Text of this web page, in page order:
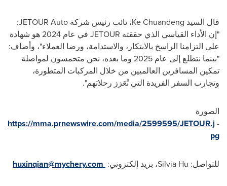
قال السيد Ke Chuandeng، نائب رئيس شركة JETOUR Auto
:
"إن الأداء القياسي الذي حققته JETOUR
في عام 2024 هو شهادة
على التزامنا الراسخ بالابتكار، والاستدامة، ورضا العملاء"، وأضاف:
"بينما نتطلع إلى عام 2025 وما بعده، نحن متحمسون لمواصلة
تمكين المسافرين العالميين من خلال المركبات المتطورة،
وتجارب السفر الفريدة التي تُعَزز رحلاتهم".
الصورة
-
https://mma.prnewswire.com/media/2599595/JETOUR.j
pg
للتواصل: Silvia Hu، بريد إلكتروني: huxinqian@mychery.com